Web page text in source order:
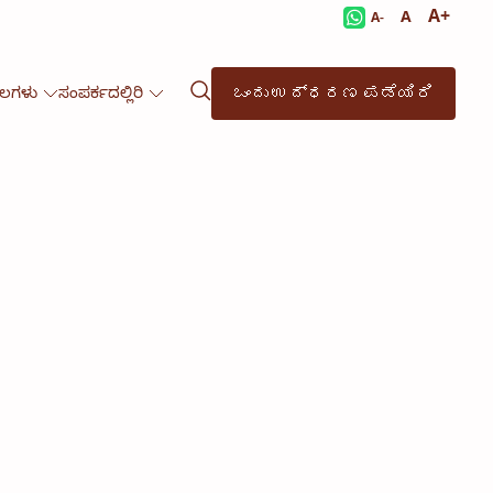
A- A A+
ಸಂಪರ್ಕದಲ್ಲಿರಿ ಒಂದು ಉದ್ಧರಣ ಪಡೆಯಿರಿ